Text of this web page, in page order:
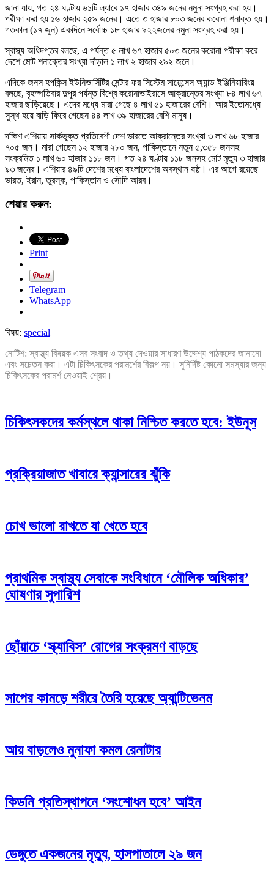
জানা যায়, গত ২৪ ঘণ্টায় ৬১টি ল্যাবে ১৭ হাজার ৩৪৯ জনের নমুনা সংগ্রহ করা হয়।
পরীক্ষা করা হয় ১৬ হাজার ২৫৯ জনের। এতে ৩ হাজার ৮০৩ জনের করোনা শনাক্ত হয়।
গতকাল (১৭ জুন) একদিনে সর্বোচ্চ ১৮ হাজার ৯২২জনের নমুনা সংগ্রহ করা হয়।
স্বাস্থ্য অধিদপ্তর বলছে, এ পর্যন্ত ৫ লাখ ৬৭ হাজার ৫০৩ জনের করোনা পরীক্ষা করে
দেশে মোট শনাক্তের সংখ্যা দাঁড়াল ১ লাখ ২ হাজার ২৯২ জনে।
এদিকে জনস হপকিন্স ইউনিভার্সিটির সেন্টার ফর সিস্টেম সায়েন্সেস অ্যান্ড ইঞ্জিনিয়ারিংয়
বলছে, বৃহস্পতিবার দুপুর পর্যন্ত বিশ্বে করোনাভাইরাসে আক্রান্তের সংখ্যা ৮৪ লাখ ৬৭
হাজার ছাড়িয়েছে। এদের মধ্যে মারা গেছে ৪ লাখ ৫১ হাজারের বেশি। আর ইতোমধ্যে
সুস্থ হয়ে বাড়ি ফিরে গেছেন ৪৪ লাখ ৩৯ হাজারের বেশি মানুষ।
দক্ষিণ এশিয়ায় সার্কভুক্ত প্রতিবেশী দেশ ভারতে আক্রান্তের সংখ্যা ৩ লাখ ৬৮ হাজার
৭০৫ জন। মারা গেছেন ১২ হাজার ২৮০ জন, পাকিস্তানে নতুন ৫,৩৫৮ জনসহ
সংক্রমিত ১ লাখ ৬০ হাজার ১১৮ জন। গত ২৪ ঘণ্টায় ১১৮ জনসহ মোট মৃত্যু ৩ হাজার
৯৩ জনের। এশিয়ার ৪৯টি দেশের মধ্যে বাংলাদেশের অবস্থান ষষ্ঠ। এর আগে রয়েছে
ভারত, ইরান, তুরস্ক, পাকিস্তান ও সৌদি আরব।
শেয়ার করুন:
Print
Telegram
WhatsApp
বিষয়: special
নোটিশ: স্বাস্থ্য বিষয়ক এসব সংবাদ ও তথ্য দেওয়ার সাধারণ উদ্দেশ্য পাঠকদের জানানো
এবং সচেতন করা। এটা চিকিৎসকের পরামর্শের বিকল্প নয়। সুনির্দিষ্ট কোনো সমস্যার জন্য
চিকিৎসকের পরামর্শ নেওয়াই শ্রেয়।
চিকিৎসকদের কর্মস্থলে থাকা নিশ্চিত করতে হবে: ইউনূস
প্রক্রিয়াজাত খাবারে ক্যান্সারের ঝুঁকি
চোখ ভালো রাখতে যা খেতে হবে
প্রাথমিক স্বাস্থ্য সেবাকে সংবিধানে ‘মৌলিক অধিকার’
ঘোষণার সুপারিশ
ছোঁয়াচে ‘স্ক্যাবিস’ রোগের সংক্রমণ বাড়ছে
সাপের কামড়ে শরীরে তৈরি হয়েছে অ্যান্টিভেনম
আয় বাড়লেও মুনাফা কমল রেনাটার
কিডনি প্রতিস্থাপনে ‘সংশোধন হবে’ আইন
ডেঙ্গুতে একজনের মৃত্যু, হাসপাতালে ২৯ জন